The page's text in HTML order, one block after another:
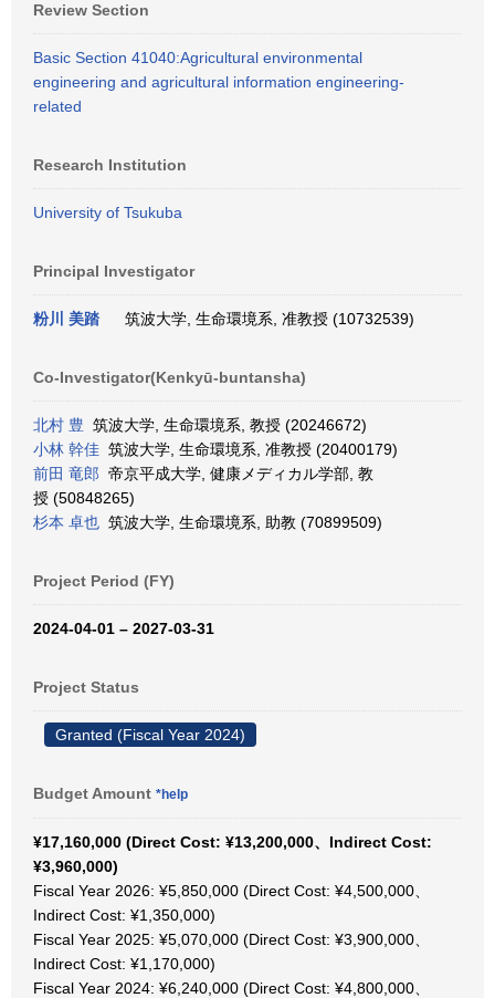
Review Section
Basic Section 41040:Agricultural environmental
engineering and agricultural information engineering-
related
Research Institution
University of Tsukuba
Principal Investigator
粉川 美踏 筑波大学, 生命環境系, 准教授 (10732539)
Co-Investigator(Kenkyū-buntansha)
北村 豊 筑波大学, 生命環境系, 教授 (20246672)
小林 幹佳 筑波大学, 生命環境系, 准教授 (20400179)
前田 竜郎 帝京平成大学, 健康メディカル学部, 教
授 (50848265)
杉本 卓也 筑波大学, 生命環境系, 助教 (70899509)
Project Period (FY)
2024-04-01 – 2027-03-31
Project Status
Granted (Fiscal Year 2024)
Budget Amount *help
¥17,160,000 (Direct Cost: ¥13,200,000、Indirect Cost:
¥3,960,000)
Fiscal Year 2026: ¥5,850,000 (Direct Cost: ¥4,500,000、
Indirect Cost: ¥1,350,000)
Fiscal Year 2025: ¥5,070,000 (Direct Cost: ¥3,900,000、
Indirect Cost: ¥1,170,000)
Fiscal Year 2024: ¥6,240,000 (Direct Cost: ¥4,800,000、